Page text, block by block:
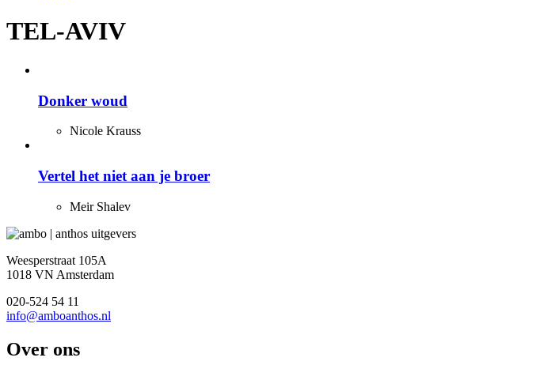
TEL-AVIV
Donker woud
Nicole Krauss
Vertel het niet aan je broer
Meir Shalev
Weesperstraat 105A
1018 VN Amsterdam
020-524 54 11
info@amboanthos.nl
Over ons